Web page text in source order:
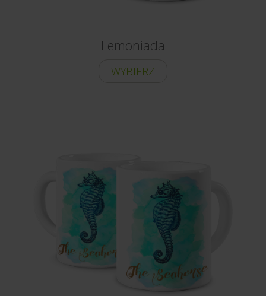
Lemoniada
WYBIERZ